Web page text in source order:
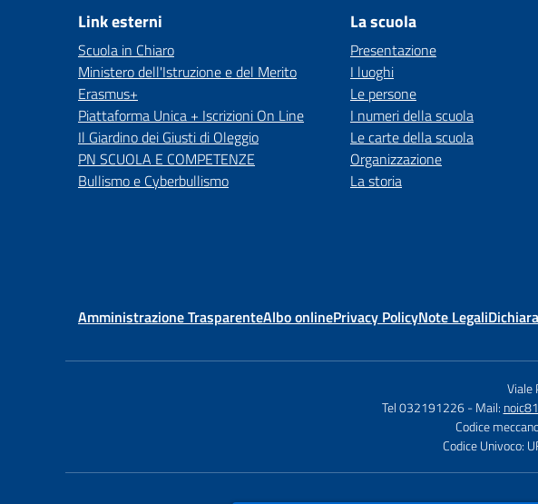
Link esterni
Scuola in Chiaro
Ministero dell'Istruzione e del Merito
Erasmus+
Piattaforma Unica + Iscrizioni On Line
Il Giardino dei Giusti di Oleggio
PN SCUOLA E COMPETENZE
Bullismo e Cyberbullismo
La scuola
Presentazione
I luoghi
Le persone
I numeri della scuola
Le carte della scuola
Organizzazione
La storia
Amministrazione TrasparenteAlbo onlinePrivacy PolicyNote Legali
Viale
Tel 032191226 - Mail:
Codice
Codice Univoco: